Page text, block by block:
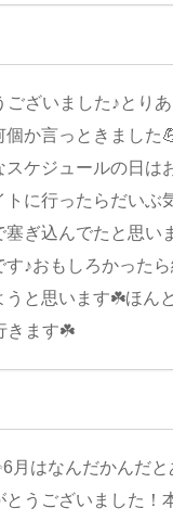
ざいました♪とり
か言っときました
ケジュールの日は
に行ったらだい
ぎ込んでたと思い
♪おもしろかった
と思います☘️ほん
きます☘️
月はなんだかんだ
うございました！